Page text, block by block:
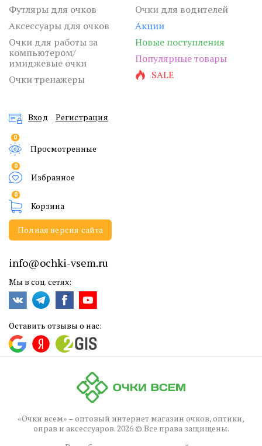
info@ochki-vsem.ru
Мы в соц. сетях:
Оставить отзывы о нас:
Футляры для очков
Аксессуары для очков
Очки для работы за
компьютером/
имиджевые очки
Очки тренажеры
Очки для водителей
Акции
Новые поступления
Популярные товары
SALE
Вход Регистрация
0
Просмотренные
0
Избранное
0
Корзина
Полная версия сайта
«Очки всем» – оптовый интернет магазин очков, оптики,
оправ и аксессуаров. 2026 © Все права защищены.